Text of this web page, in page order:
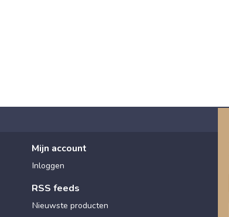
Mijn account
Inloggen
RSS feeds
Nieuwste producten